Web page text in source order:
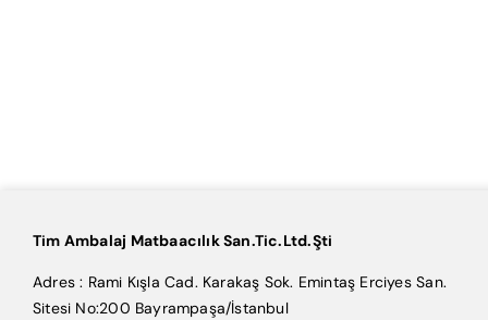
Tim Ambalaj Matbaacılık San.Tic.Ltd.Şti
Adres : Rami Kışla Cad. Karakaş Sok. Emintaş Erciyes San.
Sitesi No:200 Bayrampaşa/İstanbul